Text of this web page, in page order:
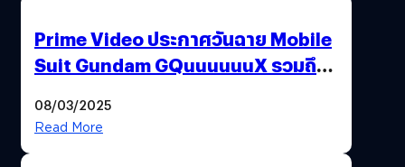
Prime Video ประกาศวันฉาย Mobile
Suit Gundam GQuuuuuuX รวมถึง
08/03/2025
Read More